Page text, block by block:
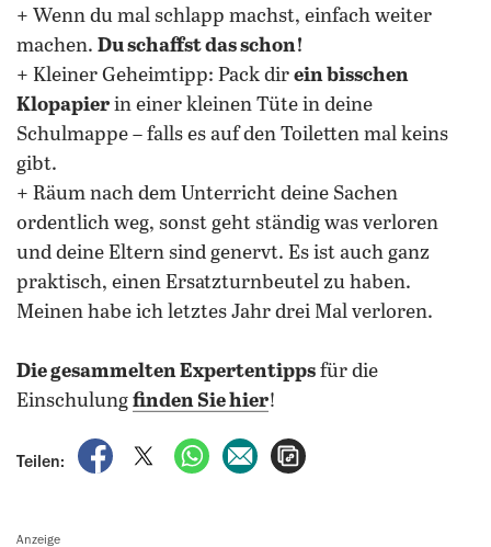
+ Wenn du mal schlapp machst, einfach weiter
machen. Du schaffst das schon!
+ Kleiner Geheimtipp: Pack dir ein bisschen
Klopapier in einer kleinen Tüte in deine
Schulmappe – falls es auf den Toiletten mal keins
gibt.
+ Räum nach dem Unterricht deine Sachen
ordentlich weg, sonst geht ständig was verloren
und deine Eltern sind genervt. Es ist auch ganz
praktisch, einen Ersatzturnbeutel zu haben.
Meinen habe ich letztes Jahr drei Mal verloren.
Die gesammelten Expertentipps für die
Einschulung finden Sie hier!
Teilen:
auf Facebook teilen
auf X teilenper WhatsApp teilen
per E-Mail teilen
Anzeige